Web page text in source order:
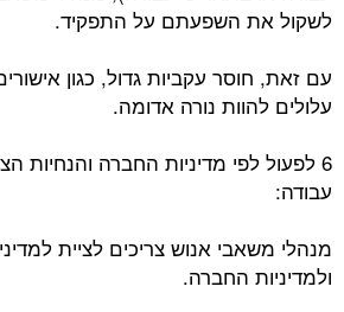
לשקול את השפעתם על התפקיד.
עם זאת, חוסר עקביות גדול, כגון
עלולים להוות נורה אדומה.
6 לפעול לפי מדיניות החברה והנחיות
עבודה:
מנהלי משאבי אנוש צריכים לציית
ולמדיניות החברה.